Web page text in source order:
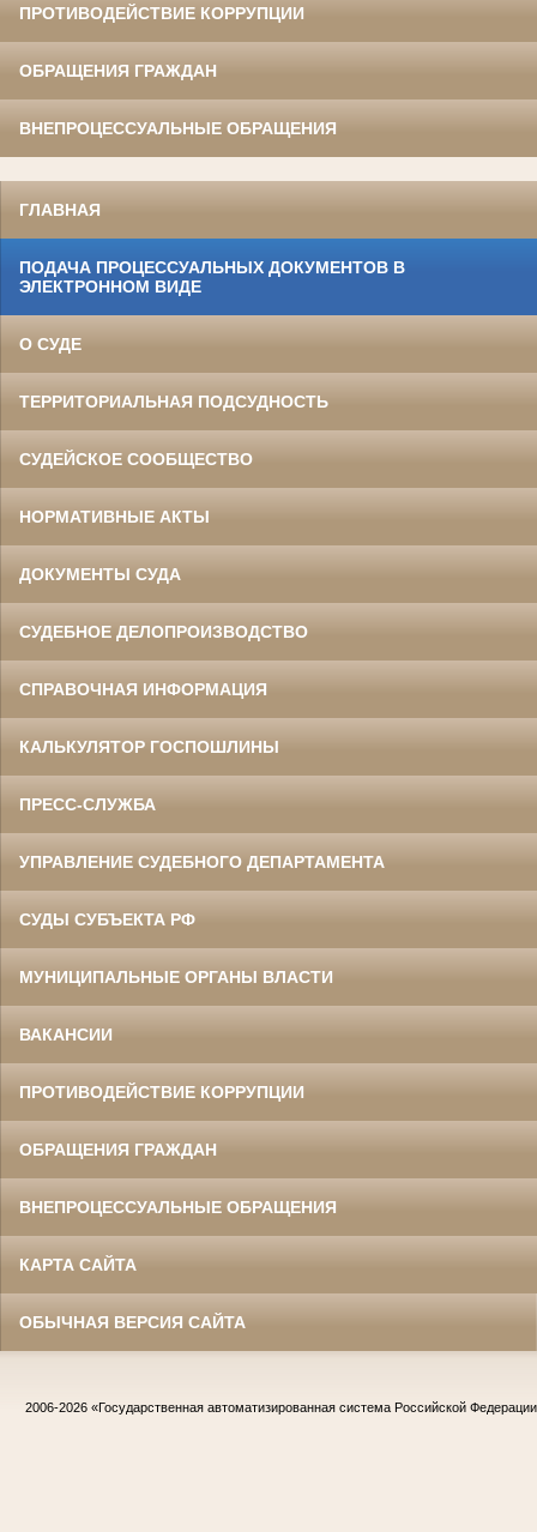
ПРОТИВОДЕЙСТВИЕ КОРРУПЦИИ
ОБРАЩЕНИЯ ГРАЖДАН
ВНЕПРОЦЕССУАЛЬНЫЕ ОБРАЩЕНИЯ
ГЛАВНАЯ
ПОДАЧА ПРОЦЕССУАЛЬНЫХ ДОКУМЕНТОВ В
ЭЛЕКТРОННОМ ВИДЕ
О СУДЕ
ТЕРРИТОРИАЛЬНАЯ ПОДСУДНОСТЬ
СУДЕЙСКОЕ СООБЩЕСТВО
НОРМАТИВНЫЕ АКТЫ
ДОКУМЕНТЫ СУДА
СУДЕБНОЕ ДЕЛОПРОИЗВОДСТВО
СПРАВОЧНАЯ ИНФОРМАЦИЯ
КАЛЬКУЛЯТОР ГОСПОШЛИНЫ
ПРЕСС-СЛУЖБА
УПРАВЛЕНИЕ СУДЕБНОГО ДЕПАРТАМЕНТА
СУДЫ СУБЪЕКТА РФ
МУНИЦИПАЛЬНЫЕ ОРГАНЫ ВЛАСТИ
ВАКАНСИИ
ПРОТИВОДЕЙСТВИЕ КОРРУПЦИИ
ОБРАЩЕНИЯ ГРАЖДАН
ВНЕПРОЦЕССУАЛЬНЫЕ ОБРАЩЕНИЯ
КАРТА САЙТА
ОБЫЧНАЯ ВЕРСИЯ САЙТА
2006-2026 «Государственная автоматизированная система Российской